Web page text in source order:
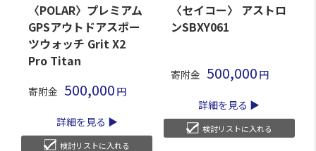
〈POLAR〉プレミアム
GPSアウトドアスポー
ツウォッチ Grit X2
Pro Titan
寄附金 500,000
詳細を見る
検討リストに入れる
〈セイコー〉 アストロ
ンSBXY061
寄附金 500,000
詳細を見る
検討リストに入れる